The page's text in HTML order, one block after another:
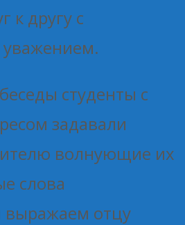
к другу с
студенты с
задавали
волнующие их
слова
выражаем отцу